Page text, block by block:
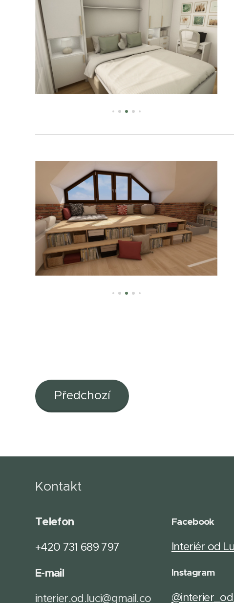
Předchozí
Kontakt
Telefon
+420 731 689 797
E-mail
interier.od.luci@gmail.co
Facebook
Interiér od
Instagram